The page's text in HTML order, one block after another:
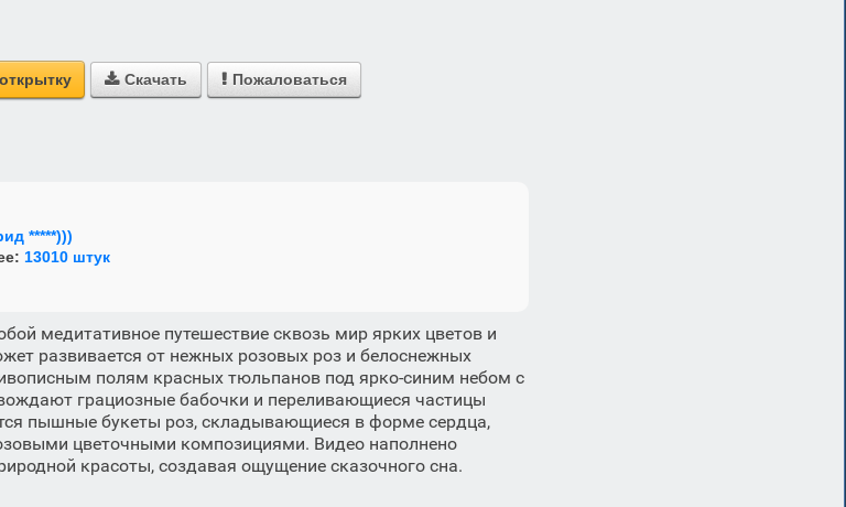
 Скачать  Пожаловаться
*****)))
13010 штук
медитативное путешествие сквозь мир ярких цветов и
развивается от нежных розовых роз и белоснежных
полям красных тюльпанов под ярко-синим небом с
грациозные бабочки и переливающиеся частицы
пышные букеты роз, складывающиеся в форме сердца,
цветочными композициями. Видео наполнено
красоты, создавая ощущение сказочного сна.